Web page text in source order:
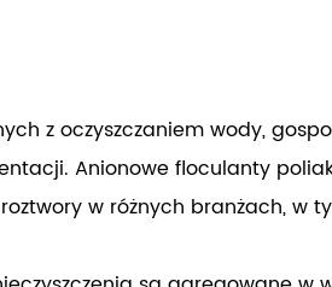
z oczyszczaniem wody,
Anionowe floculanty
w różnych branżach,